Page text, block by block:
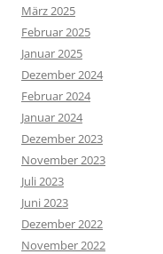
März 2025
Februar 2025
Januar 2025
Dezember 2024
Februar 2024
Januar 2024
Dezember 2023
November 2023
Juli 2023
Juni 2023
Dezember 2022
November 2022